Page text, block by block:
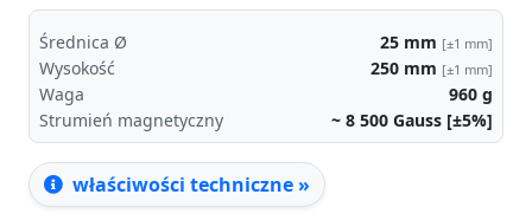
Średnica Ø 25 mm [±1 mm]
Wysokość 250 mm [±1 mm]
Waga 960 g
Strumień magnetyczny
~ 8 500 Gauss [±5%]
właściwości techniczne »